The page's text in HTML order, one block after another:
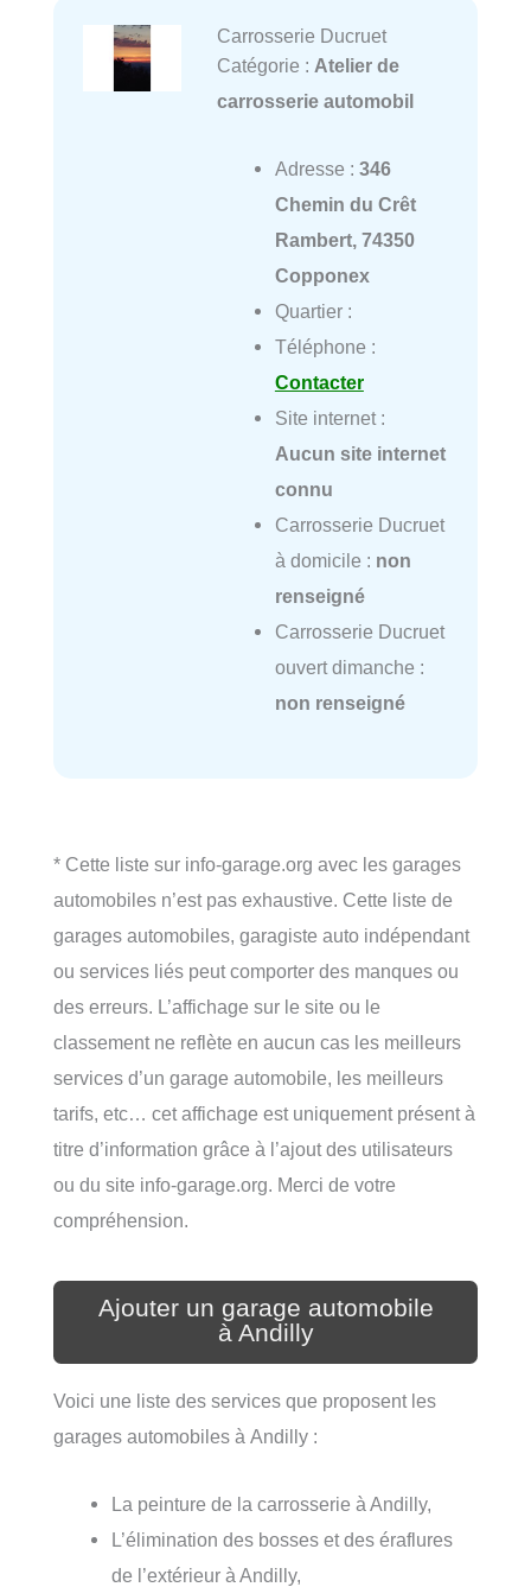
Carrosserie Ducruet
Catégorie : Atelier de
carrosserie automobil
Adresse : 346
Chemin du Crêt
Rambert, 74350
Copponex
Quartier :
Téléphone :
Contacter
Site internet :
Aucun site internet
connu
Carrosserie Ducruet
à domicile : non
renseigné
Carrosserie Ducruet
ouvert dimanche :
non renseigné
* Cette liste sur info-garage.org avec les garages
automobiles n’est pas exhaustive. Cette liste de
garages automobiles, garagiste auto indépendant
ou services liés peut comporter des manques ou
des erreurs. L’affichage sur le site ou le
classement ne reflète en aucun cas les meilleurs
services d’un garage automobile, les meilleurs
tarifs, etc… cet affichage est uniquement présent à
titre d’information grâce à l’ajout des utilisateurs
ou du site info-garage.org. Merci de votre
compréhension.
Ajouter un garage automobile
à Andilly
Voici une liste des services que proposent les
garages automobiles à Andilly :
La peinture de la carrosserie à Andilly,
L’élimination des bosses et des éraflures
de l’extérieur à Andilly,